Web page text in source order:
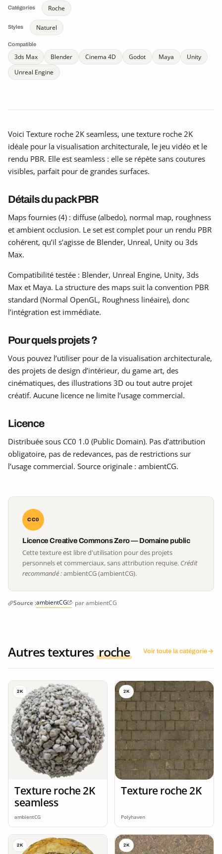
Catégories Roche
Styles Naturel
Compatible
3ds Max Blender Cinema 4D Godot Maya
Unity
Unreal Engine
Voici Texture roche 2K seamless, une texture roche 2K
idéale pour la visualisation architecturale, le jeu vidéo et le
rendu PBR. Elle est seamless : elle se répète sans coutures
visibles, parfait pour de grandes surfaces.
Détails du pack PBR
Maps fournies (4) : diffuse (albedo), normal map, roughness
et ambient occlusion. Le set est complet pour un rendu PBR
cohérent, qu’il s’agisse de Blender, Unreal, Unity ou 3ds
Max.
Compatibilité testée : Blender, Unreal Engine, Unity, 3ds
Max et Maya. La structure des maps suit la convention PBR
standard (Normal OpenGL, Roughness linéaire), donc
l’intégration est immédiate.
Pour quels projets ?
Vous pouvez l’utiliser pour de la visualisation architecturale,
des projets de design d’intérieur, du game art, des
cinématiques, des illustrations 3D ou tout autre projet
créatif. Aucune licence ne limite l’usage commercial.
Licence
Distribuée sous CC0 1.0 (Public Domain). Pas d’attribution
obligatoire, pas de redevances, pas de restrictions sur
l’usage commercial. Source originale : ambientCG.
CC0
Licence Creative Commons Zero — Domaine public
Cette texture est libre d'utilisation pour des projets
personnels et commerciaux, sans attribution requise. Crédit
recommandé :ambientCG (ambientCG).
Source :ambientCG · par ambientCG
Autres textures roche Voir toute la catégorie
2K
Texture roche 2K
seamless
ambientCG
2K
Texture roche 2K
Polyhaven
2K 2K